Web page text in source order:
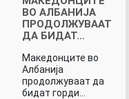
ВО АЛБАНИЈА
ПРОДОЛЖУВААТ
ДА БИДАТ…
Македонците во
Албанија
продолжуваат да
бидат горди…